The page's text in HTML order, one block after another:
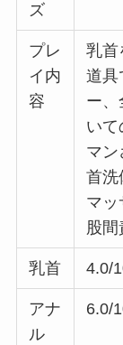
ズ
プレ
イ内
容
乳首
道具
ー、
いて
マン
首洗
マッ
股間
乳首 4.0/
アナ
ル
6.0/